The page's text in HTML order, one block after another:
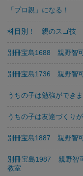
「プロ親」になる！
科目別！ 親のスゴ技
別冊宝島1688 親野智
別冊宝島1736 親野智
うちの子は勉強ができ
うちの子は友達づくり
別冊宝島1887 親野智
別冊宝島1987 親野智
教室